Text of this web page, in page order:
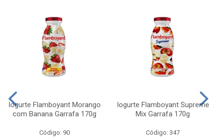
Iogurte Flamboyant Morango
com Banana Garrafa 170g
Código: 90
Iogurte Flamboyant Supreme
Mix Garrafa 170g
Código: 347